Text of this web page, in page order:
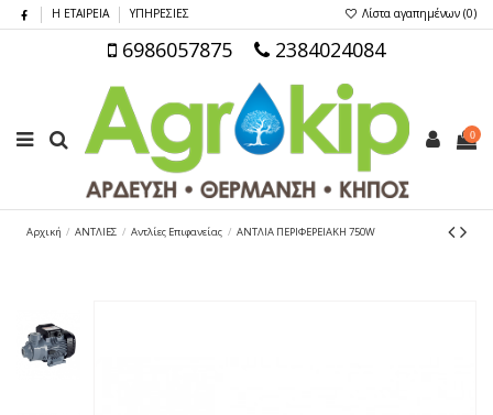
Η ΕΤΑΙΡΕΙΑ ΥΠΗΡΕΣΙΕΣ Λίστα αγαπημένων (0)
6986057875 2384024084
0
Αρχική ΑΝΤΛΙΕΣ Αντλίες Επιφανείας ΑΝΤΛΙΑ ΠΕΡΙΦΕΡΕΙΑΚΗ 750W